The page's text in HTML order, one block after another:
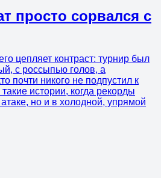
просто сорвался с
цепляет контраст: турнир был
с россыпью голов, а
почти никого не подпустил к
истории, когда рекорды
но и в холодной, упрямой